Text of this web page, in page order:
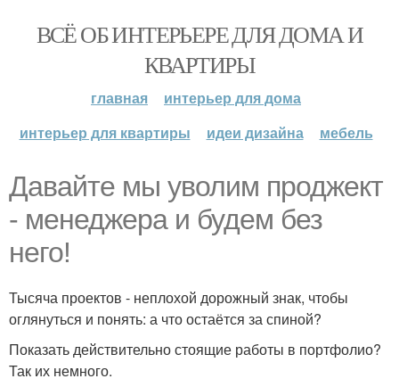
ВСЁ ОБ ИНТЕРЬЕРЕ ДЛЯ ДОМА И
КВАРТИРЫ
главная
интерьер для дома
интерьер для квартиры
идеи дизайна мебель
Давайте мы уволим проджект
- менеджера и будем без
него!
Тысяча проектов - неплохой дорожный знак, чтобы
оглянуться и понять: а что остаётся за спиной?
Показать действительно стоящие работы в портфолио?
Так их немного.